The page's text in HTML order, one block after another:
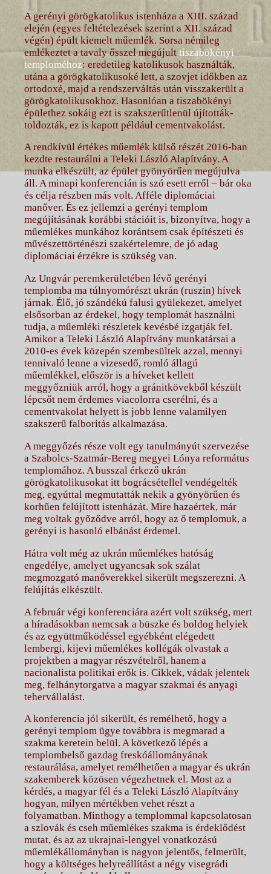
A gerényi görögkatolikus istenháza a XIII. század
elején (egyes feltételezések szerint a XII. század
végén) épült kiemelt műemlék. Sorsa némileg
emlékeztet a tavaly ősszel megújulttiszabökényi
temploméhoz: eredetileg katolikusok használták,
utána a görögkatolikusoké lett, a szovjet időkben az
ortodoxé, majd a rendszerváltás után visszakerült a
görögkatolikusokhoz. Hasonlóan a tiszabökényi
épülethez sokáig ezt is szakszerűtlenül újították-
toldozták, ez is kapott például cementvakolást.
A rendkívül értékes műemlék külső részét 2016-ban
kezdte restaurálni a Teleki László Alapítvány. A
munka elkészült, az épület gyönyörűen megújulva
áll. A minapi konferencián is szó esett erről – bár oka
és célja részben más volt. Afféle diplomáciai
manőver. És ez jellemzi a gerényi templom
megújításának korábbi stációit is, bizonyítva, hogy a
műemlékes munkához korántsem csak építészeti és
művészettörténészi szakértelemre, de jó adag
diplomáciai érzékre is szükség van.
Az Ungvár peremkerületében lévő gerényi
templomba ma túlnyomórészt ukrán (ruszin) hívek
járnak. Élő, jó szándékú falusi gyülekezet, amelyet
elsősorban az érdekel, hogy templomát használni
tudja, a műemléki részletek kevésbé izgatják fel.
Amikor a Teleki László Alapítvány munkatársai a
2010-es évek közepén szembesültek azzal, mennyi
tennivaló lenne a vizesedő, romló állagú
műemlékkel, először is a híveket kellett
meggyőzniük arról, hogy a gránitkövekből készült
lépcsőt nem érdemes viacolorra cserélni, és a
cementvakolat helyett is jobb lenne valamilyen
szakszerű falborítás alkalmazása.
A meggyőzés része volt egy tanulmányút szervezése
a Szabolcs-Szatmár-Bereg megyei Lónya református
templomához. A busszal érkező ukrán
görögkatolikusokat itt bográcsétellel vendégelték
meg, egyúttal megmutatták nekik a gyönyörűen és
korhűen felújított istenházát. Mire hazaértek, már
meg voltak győződve arról, hogy az ő templomuk, a
gerényi is hasonló elbánást érdemel.
Hátra volt még az ukrán műemlékes hatóság
engedélye, amelyet ugyancsak sok szálat
megmozgató manőverekkel sikerült megszerezni. A
felújítás elkészült.
A február végi konferenciára azért volt szükség, mert
a híradásokban nemcsak a büszke és boldog helyiek
és az együttműködéssel egyébként elégedett
lembergi, kijevi műemlékes kollégák olvastak a
projektben a magyar részvételről, hanem a
nacionalista politikai erők is. Cikkek, vádak jelentek
meg, felhánytorgatva a magyar szakmai és anyagi
tehervállalást.
A konferencia jól sikerült, és remélhető, hogy a
gerényi templom ügye továbbra is megmarad a
szakma keretein belül. A következő lépés a
templombelső gazdag freskóállományának
restaurálása, amelyet remélhetően a magyar és ukrán
szakemberek közösen végezhetnek el. Most az a
kérdés, a magyar fél és a Teleki László Alapítvány
hogyan, milyen mértékben vehet részt a
folyamatban. Minthogy a templommal kapcsolatosan
a szlovák és cseh műemlékes szakma is érdeklődést
mutat, és az az ukrajnai-lengyel vonatkozású
műemlékállományban is nagyon jelentős, felmerült,
hogy a költséges helyreállítást a négy visegrádi